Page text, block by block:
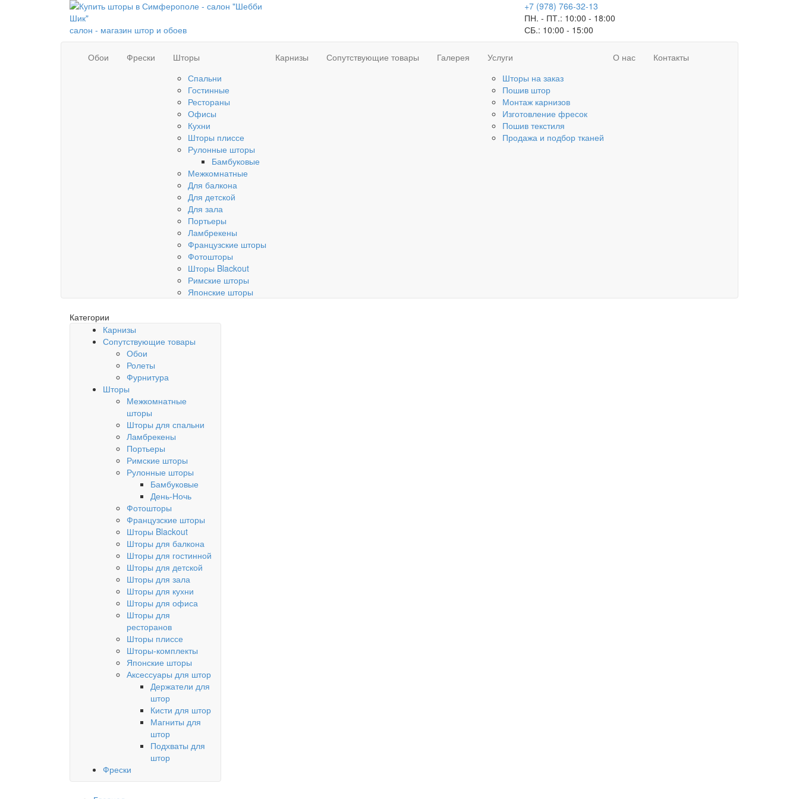
салон - магазин штор и обоев
+7 (978) 766-32-13
ПН. - ПТ.: 10:00 - 18:00
СБ.: 10:00 - 15:00
Обои Фрески
Шторы
Спальни
Гостинные
Рестораны
Офисы
Кухни
Шторы плиссе
Рулонные шторы
Бамбуковые
Межкомнатные
Для балкона
Для детской
Для зала
Портьеры
Ламбрекены
Французские шторы
Фотошторы
Шторы Blackout
Римские шторы
Японские шторы
Карнизы Сопутствующие товары Галерея
Услуги
Шторы на заказ
Пошив штор
Монтаж карнизов
Изготовление фресок
Пошив текстиля
Продажа и подбор тканей
О нас Контакты
Категории
Карнизы
Сопутствующие товары
Обои
Ролеты
Фурнитура
Шторы
Межкомнатные
шторы
Шторы для спальни
Ламбрекены
Портьеры
Римские шторы
Рулонные шторы
Бамбуковые
День-Ночь
Фотошторы
Французские шторы
Шторы Blackout
Шторы для балкона
Шторы для гостинной
Шторы для детской
Шторы для зала
Шторы для кухни
Шторы для офиса
Шторы для
ресторанов
Шторы плиссе
Шторы-комплекты
Японские шторы
Аксессуары для штор
Держатели для
штор
Кисти для штор
Магниты для
штор
Подхваты для
штор
Фрески